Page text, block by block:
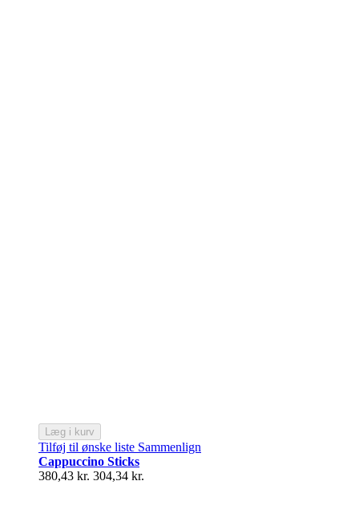
Læg i kurv
Tilføj til ønske liste Sammenlign
Cappuccino Sticks
380,43 kr. 304,34 kr.